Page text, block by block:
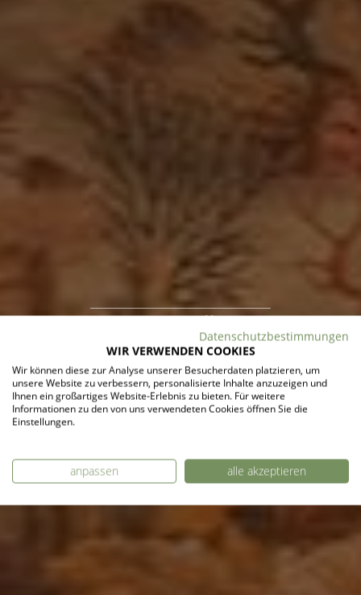
großzügig
in Allen
Herzlich Willkommen im
Datenschutzbestimmungen
WIR VERWENDEN COOKIES
Wir können diese zur Analyse unserer Besucherdaten platzieren, um
unsere Website zu verbessern, personalisierte Inhalte anzuzeigen und
Ihnen ein großartiges Website-Erlebnis zu bieten. Für weitere
Informationen zu den von uns verwendeten Cookies öffnen Sie die
Einstellungen.
anpassen alle akzeptieren